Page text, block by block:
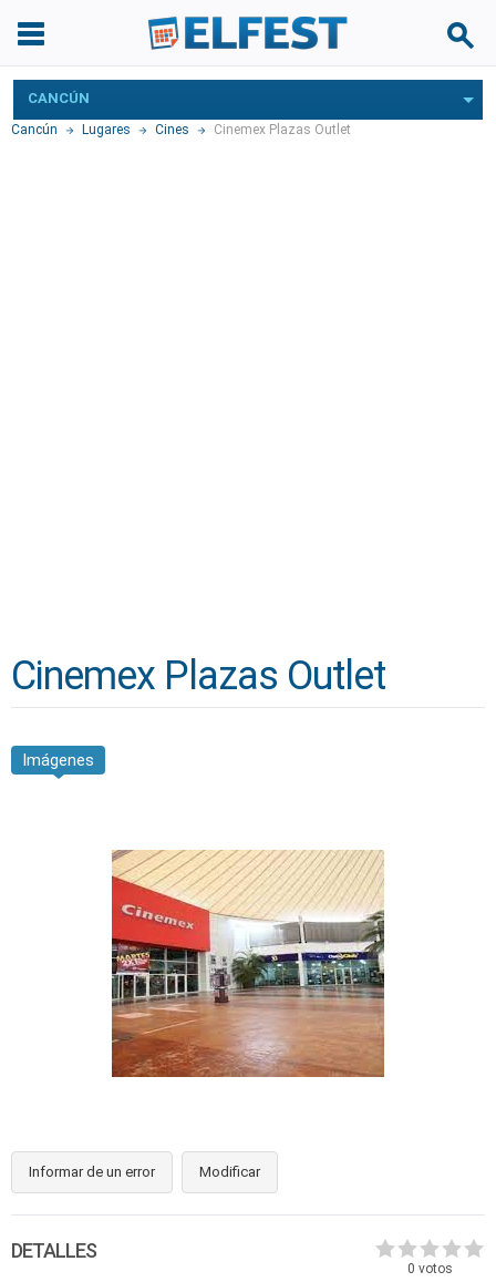
CANCÚN
Cancún Lugares Cines Cinemex Plazas Outlet
Cinemex Plazas Outlet
Imágenes
Informar de un error Modificar
0 votos
DETALLES